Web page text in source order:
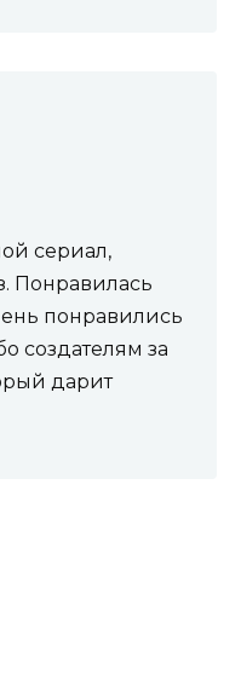
сериал,
Понравилась
понравились
создателям за
дарит